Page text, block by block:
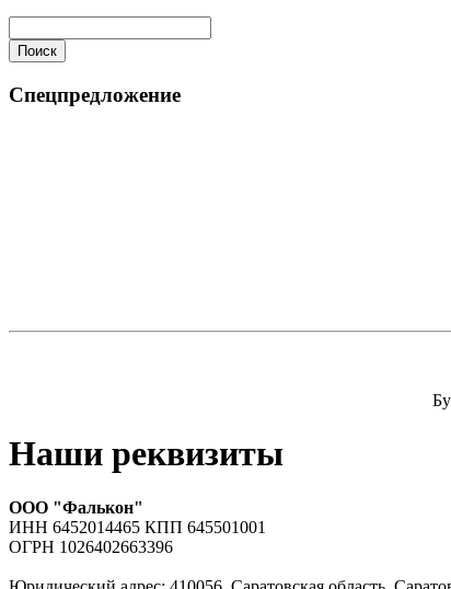
Спецпредложение
Наши реквизиты
ООО "Фалькон"
ИНН 6452014465 КПП 645501001
ОГРН 1026402663396